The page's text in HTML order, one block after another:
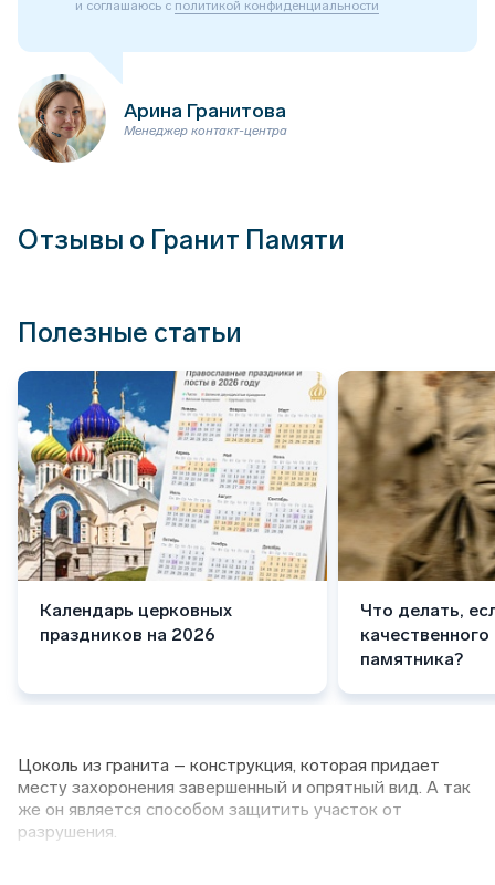
и соглашаюсь с политикой конфиденциальности
Арина Гранитова
Менеджер контакт-центра
Отзывы о Гранит Памяти
Полезные статьи
Календарь церковных
праздников на 2026
Что делать,
памятника?
Цоколь из гранита – конструкция, которая придает
месту захоронения завершенный и опрятный вид. А так
же он является способом защитить участок от
разрушения.